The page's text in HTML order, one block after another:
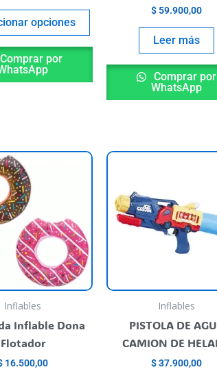
opciones
del
Comprar por
$ 59.900,00
Leer más
Comprar por
WhatsApp
Inflables
Inflable Dona
Flotador
16.500,00
Este
varias
variantes.
se
Inflables
PISTOLA DE
CAMION DE
$37.900,00